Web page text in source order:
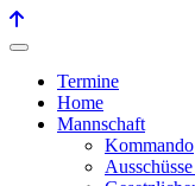
Termine
Home
Mannschaft
Kommando